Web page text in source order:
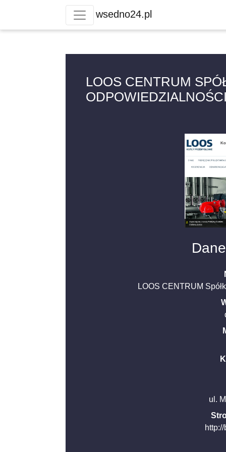
wsedno24.pl
LOOS CENTRUM
LOOS CENTRUM
ul.